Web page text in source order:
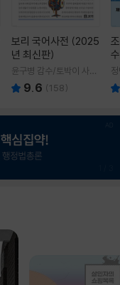
보리 국어사전 (2025
년 최신판)
윤구병 감수/토박이 사전
편찬실 편
9.6 (158)